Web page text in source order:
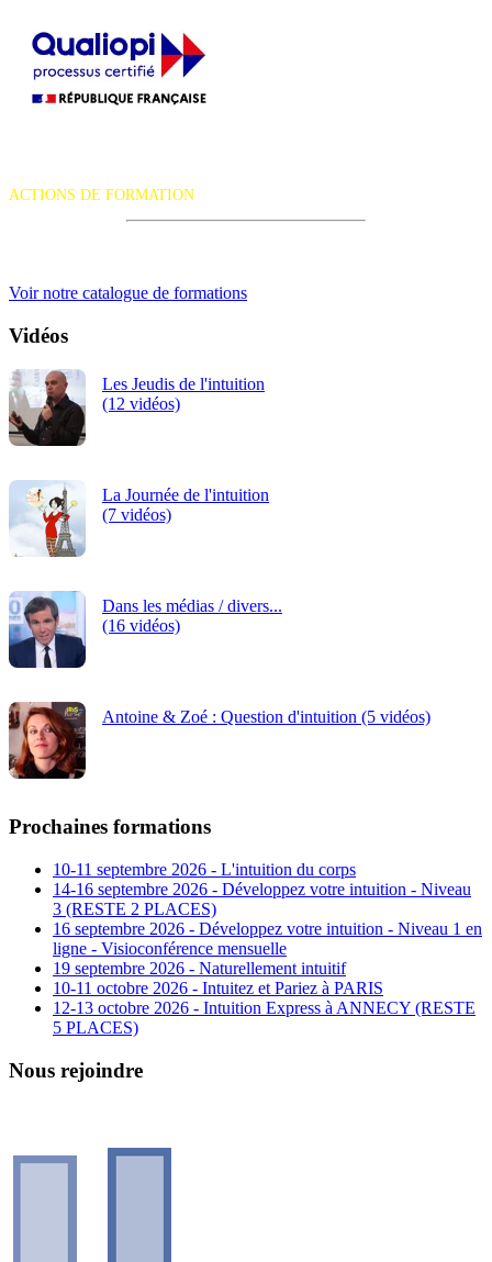
ACTIONS DE FORMATION
Voir notre catalogue de formations
Vidéos
Les Jeudis de l'intuition
(12 vidéos)
La Journée de l'intuition
(7 vidéos)
Dans les médias / divers...
(16 vidéos)
Antoine & Zoé : Question d'intuition (5 vidéos)
Prochaines formations
10-11 septembre 2026 - L'intuition du corps
14-16 septembre 2026 - Développez votre intuition - Niveau
3 (RESTE 2 PLACES)
16 septembre 2026 - Développez votre intuition - Niveau 1 en
ligne - Visioconférence mensuelle
19 septembre 2026 - Naturellement intuitif
10-11 octobre 2026 - Intuitez et Pariez à PARIS
12-13 octobre 2026 - Intuition Express à ANNECY (RESTE
5 PLACES)
Nous rejoindre